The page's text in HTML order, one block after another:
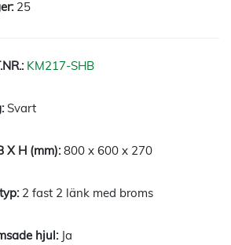
25
KM217-SHB
Svart
800 x 600 x 270
2 fast 2 länk med broms
Ja